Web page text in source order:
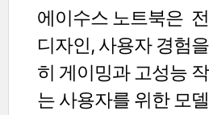
에이수스 노트북은
디자인, 사용자 경험
히 게이밍과 고성능
는 사용자를 위한 모